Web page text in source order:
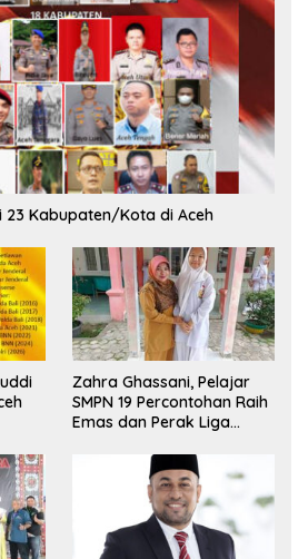
Kabupaten/Kota di Aceh
Zahra Ghassani, Pelajar
SMPN 19 Percontohan Raih
Emas dan Perak Liga